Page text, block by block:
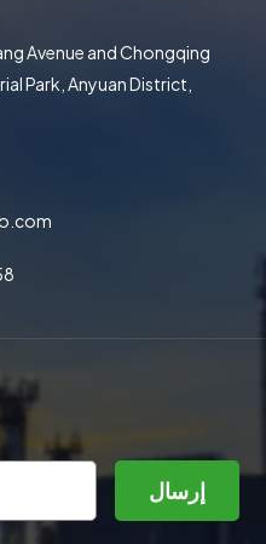
Park, Anyuan District,
إرسال